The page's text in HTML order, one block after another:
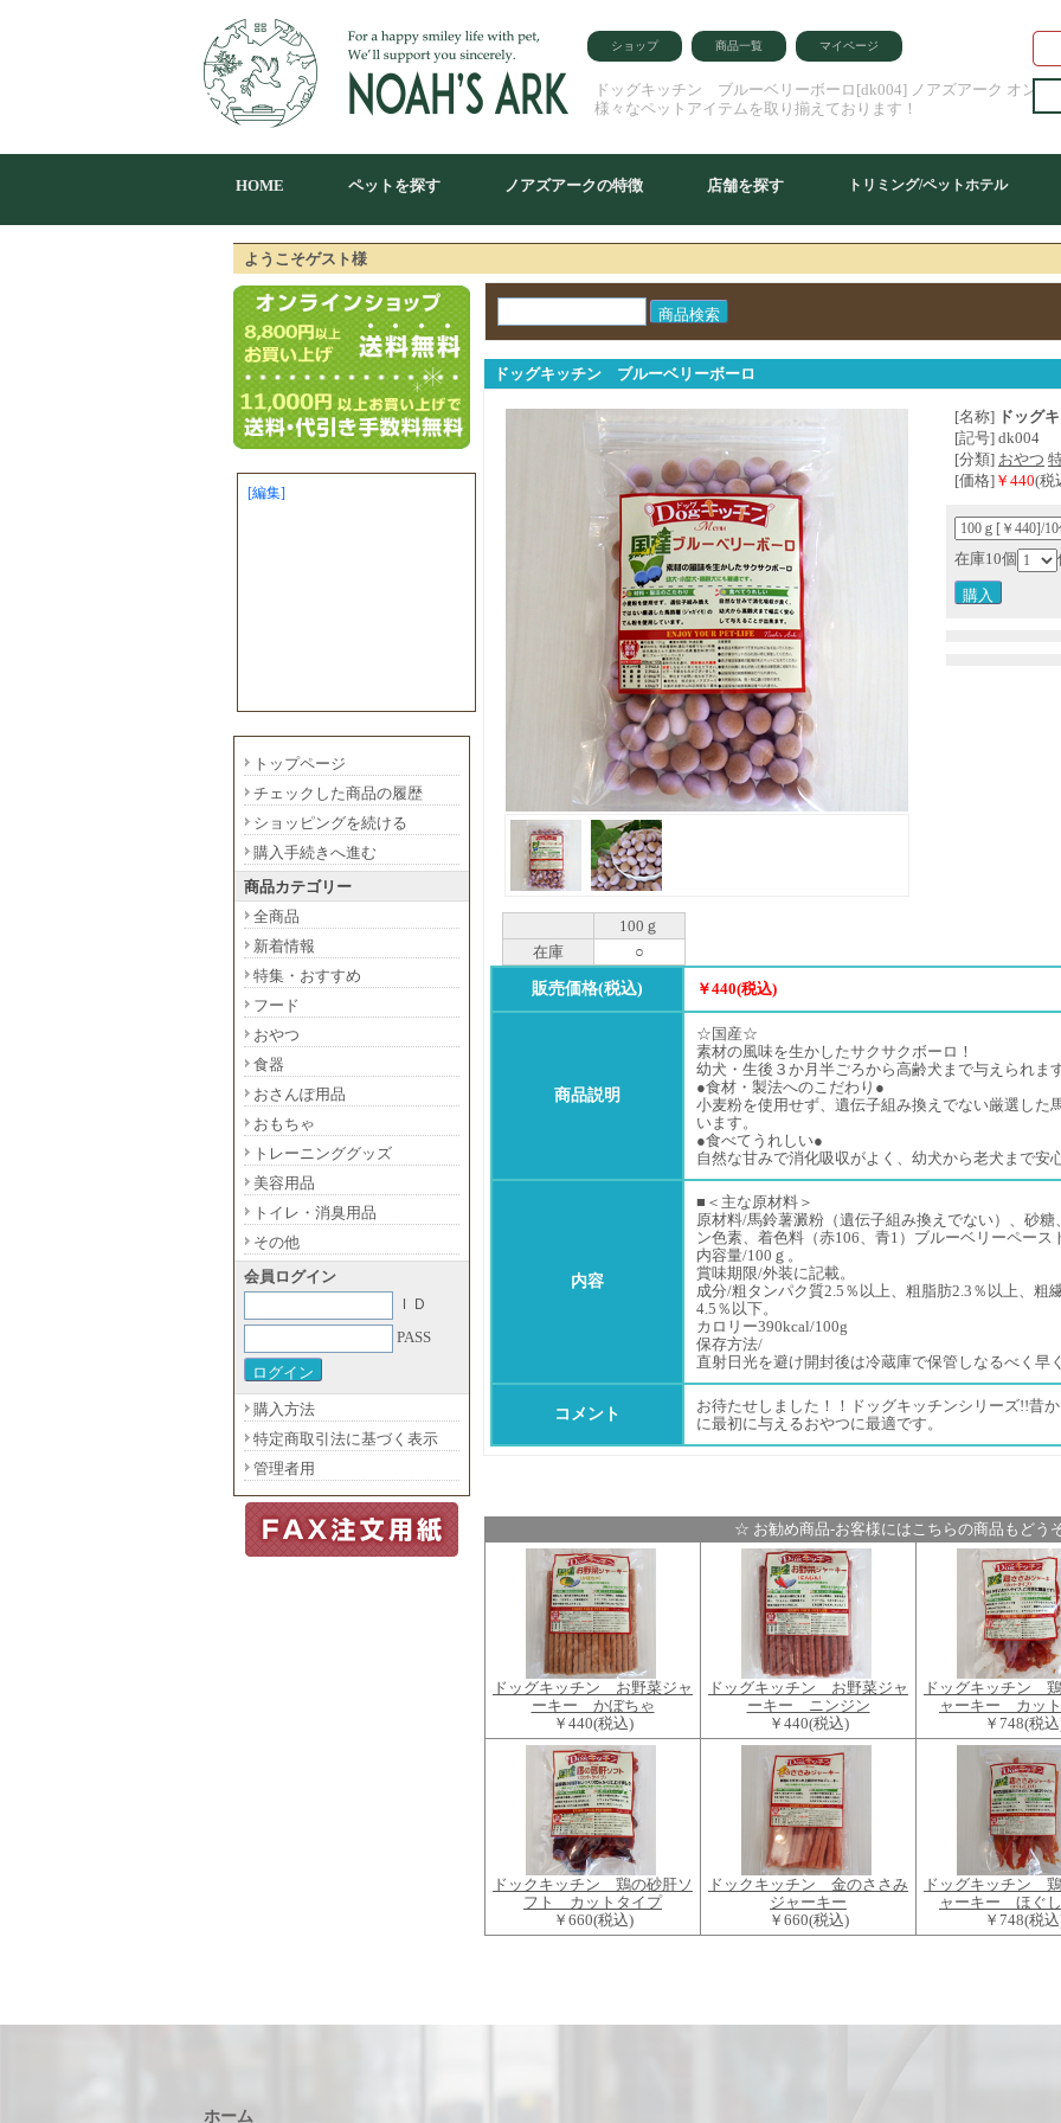
ショップ 商品一覧 マイページ
ドッグキッチン ブルーベリーボーロ[dk004] ノアズアーク オンラ
様々なペットアイテムを取り揃えております！
HOME ペットを探す ノアズアークの特徴 店舗を探す トリミング/ペットホテル
ようこそゲスト様
ドッグキッチン ブルーベリーボーロ
[名称] ドッグ
[記号] dk004
[分類] おやつ
[価格] ￥440(税
在庫10個
100ｇ
在庫
○
販売価格(税込) ￥440(税込)
商品説明
☆国産☆
素材の風味を生かしたサクサクボーロ！
幼犬・生後３か月半ごろから高齢犬まで与えられま
●食材・製法へのこだわり●
小麦粉を使用せず、遺伝子組み換えでない厳選した
います。
●食べてうれしい●
自然な甘みで消化吸収がよく、幼犬から老犬まで安
内容
■＜主な原材料＞
原材料/馬鈴薯澱粉（遺伝子組み換えでない）、砂
ン色素、着色料（赤106、青1）ブルーベリーペース
内容量/100ｇ。
賞味期限/外装に記載。
成分/粗タンパク質2.5％以上、粗脂肪2.3％以上、粗
4.5％以下。
カロリー390kcal/100g
保存方法/
直射日光を避け開封後は冷蔵庫で保管しなるべく早
コメント
お待たせしました！！ドッグキッチンシリーズ!!昔
に最初に与えるおやつに最適です。
☆ お勧め商品-お客様にはこちらの商品もどう
ドッグキッチン お野菜ジャ
ーキー かぼちゃ
￥440(税込)
ドッグキッチン お野菜ジャ
ーキー ニンジン
￥440(税込)
ドッグキッチン
ャーキー カッ
￥748(税
ドックキッチン 鶏の砂肝ソ
フト カットタイプ
￥660(税込)
ドックキッチン 金のささみ
ジャーキー
￥660(税込)
ドッグキッチン
ャーキー ほぐ
￥748(税
トップページ
チェックした商品の履歴
ショッピングを続ける
購入手続きへ進む
商品カテゴリー
全商品
新着情報
特集・おすすめ
フード
おやつ
食器
おさんぽ用品
おもちゃ
トレーニンググッズ
美容用品
トイレ・消臭用品
その他
会員ログイン
ＩＤ
PASS
購入方法
特定商取引法に基づく表示
管理者用
ホーム